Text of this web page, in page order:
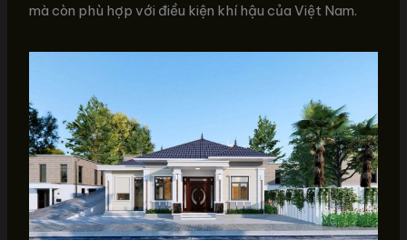
mà còn phù hợp với điều kiện khí hậu của Việt Nam.